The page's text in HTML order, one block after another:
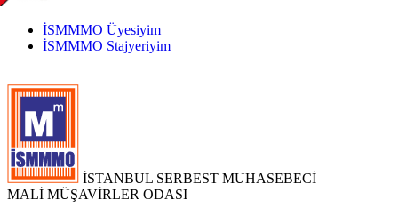
İSMMMO Üyesiyim
İSMMMO Stajyeriyim
İSTANBUL SERBEST MUHASEBECİ
MALİ MÜŞAVİRLER ODASI